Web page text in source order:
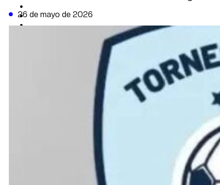
DATA FIRME
DE LA TRIBUNA TV
26 de mayo de 2026